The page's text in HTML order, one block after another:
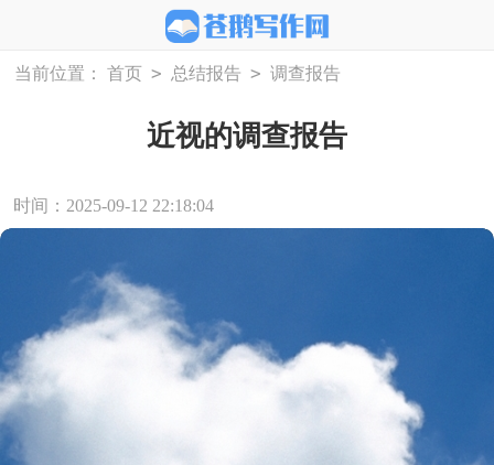
当前位置： 首页 > 总结报告 > 调查报告
近视的调查报告
时间：2025-09-12 22:18:04